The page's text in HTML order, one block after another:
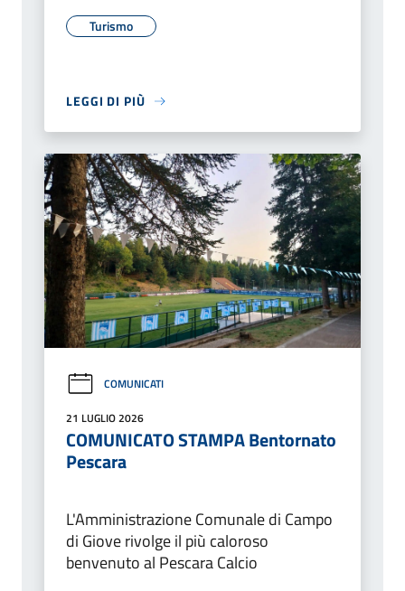
Turismo
LEGGI DI PIÙ
COMUNICATI
21 LUGLIO 2026
COMUNICATO STAMPA Bentornato
Pescara
L'Amministrazione Comunale di Campo
di Giove rivolge il più caloroso
benvenuto al Pescara Calcio